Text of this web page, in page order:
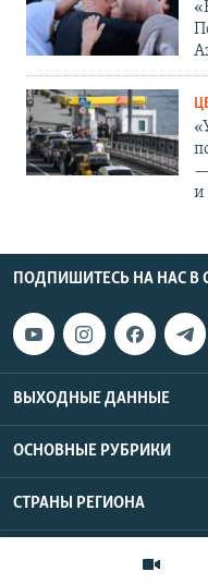
—
и
ПОДПИШИТЕСЬ НА НАС В
ВЫХОДНЫЕ ДАННЫЕ
ОСНОВНЫЕ РУБРИКИ
СТРАНЫ РЕГИОНА
Азаттык Азия ©